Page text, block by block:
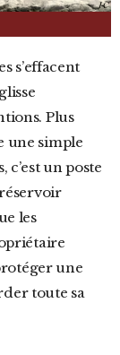
Plus
une simple
c’est un poste
les
une
toute sa